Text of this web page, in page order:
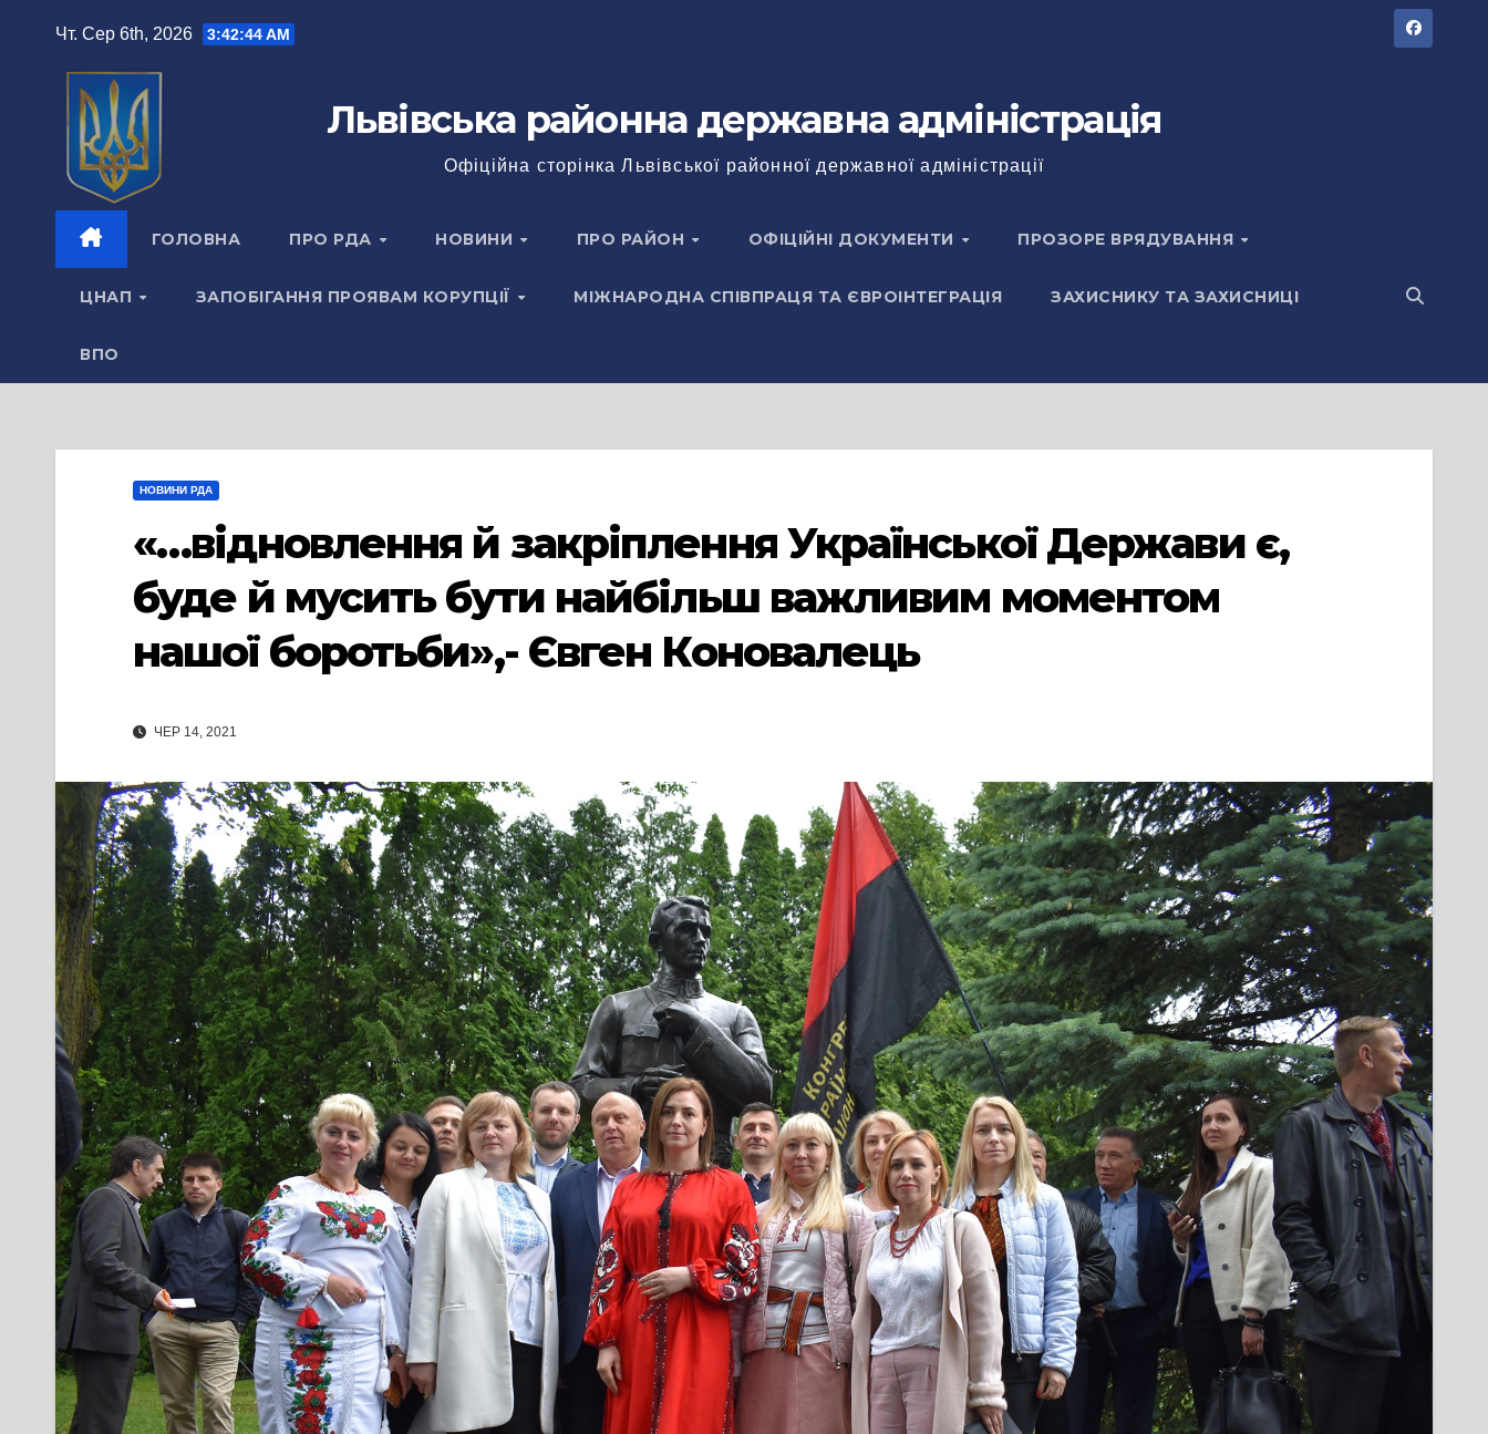
Чт. Сер 6th, 2026 3:42:45 AM
Львівська районна державна адміністрація
Офіційна сторінка Львівської районної державної адміністрації
ГОЛОВНА ПРО РДА НОВИНИ ПРО РАЙОН ОФІЦІЙНІ ДОКУМЕНТИ ПРОЗОРЕ ВРЯДУВАННЯ
ЦНАП ЗАПОБІГАННЯ ПРОЯВАМ КОРУПЦІЇ МІЖНАРОДНА СПІВПРАЦЯ ТА ЄВРОІНТЕГРАЦІЯ ЗАХИСНИКУ ТА ЗАХИСНИЦІ
ВПО
НОВИНИ РДА
«…відновлення й закріплення Української Держави є,
буде й мусить бути найбільш важливим моментом
нашої боротьби»,- Євген Коновалець
ЧЕР 14, 2021